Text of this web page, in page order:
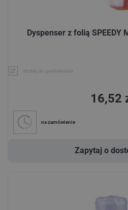
Dyspenser z folią SPEEDY
dodaj do porównania
16,52
na zamówienie
Zapytaj o